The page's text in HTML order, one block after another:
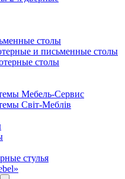
столы
и письменные столы
столы
Мебель-Сервис
Світ-Meблів
стулья